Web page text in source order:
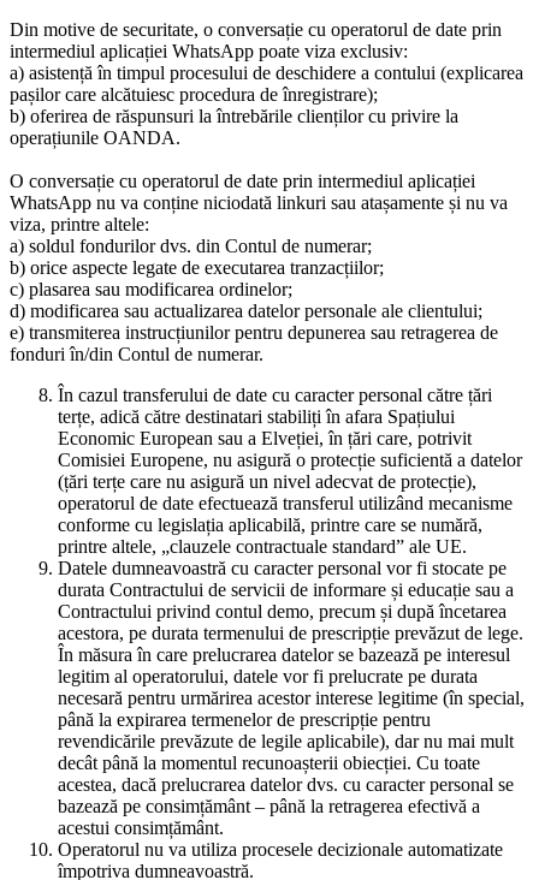
Din motive de securitate, o conversație cu operatorul de date prin
intermediul aplicației WhatsApp poate viza exclusiv:
a) asistență în timpul procesului de deschidere a contului (explicarea
pașilor care alcătuiesc procedura de înregistrare);
b) oferirea de răspunsuri la întrebările clienților cu privire la
operațiunile OANDA.
O conversație cu operatorul de date prin intermediul aplicației
WhatsApp nu va conține niciodată linkuri sau atașamente și nu va
viza, printre altele:
a) soldul fondurilor dvs. din Contul de numerar;
b) orice aspecte legate de executarea tranzacțiilor;
c) plasarea sau modificarea ordinelor;
d) modificarea sau actualizarea datelor personale ale clientului;
e) transmiterea instrucțiunilor pentru depunerea sau retragerea de
fonduri în/din Contul de numerar.
În cazul transferului de date cu caracter personal către țări
terțe, adică către destinatari stabiliți în afara Spațiului
Economic European sau a Elveției, în țări care, potrivit
Comisiei Europene, nu asigură o protecție suficientă a datelor
(țări terțe care nu asigură un nivel adecvat de protecție),
operatorul de date efectuează transferul utilizând mecanisme
conforme cu legislația aplicabilă, printre care se numără,
printre altele, „clauzele contractuale standard” ale UE.
Datele dumneavoastră cu caracter personal vor fi stocate pe
durata Contractului de servicii de informare și educație sau a
Contractului privind contul demo, precum și după încetarea
acestora, pe durata termenului de prescripție prevăzut de lege.
În măsura în care prelucrarea datelor se bazează pe interesul
legitim al operatorului, datele vor fi prelucrate pe durata
necesară pentru urmărirea acestor interese legitime (în special,
până la expirarea termenelor de prescripție pentru
revendicările prevăzute de legile aplicabile), dar nu mai mult
decât până la momentul recunoașterii obiecției. Cu toate
acestea, dacă prelucrarea datelor dvs. cu caracter personal se
bazează pe consimțământ – până la retragerea efectivă a
acestui consimțământ.
Operatorul nu va utiliza procesele decizionale automatizate
împotriva dumneavoastră.